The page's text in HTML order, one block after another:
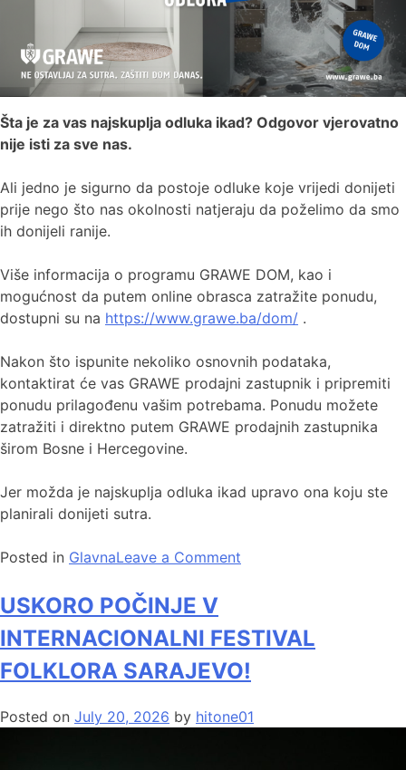
Šta je za vas najskuplja odluka ikad? Odgovor vjerovatno
nije isti za sve nas.
Ali jedno je sigurno da postoje odluke koje vrijedi donijeti
prije nego što nas okolnosti natjeraju da poželimo da smo
ih donijeli ranije.
Više informacija o programu GRAWE DOM, kao i
mogućnost da putem online obrasca zatražite ponudu,
dostupni su na https://www.grawe.ba/dom/ .
Nakon što ispunite nekoliko osnovnih podataka,
kontaktirat će vas GRAWE prodajni zastupnik i pripremiti
ponudu prilagođenu vašim potrebama. Ponudu možete
zatražiti i direktno putem GRAWE prodajnih zastupnika
širom Bosne i Hercegovine.
Jer možda je najskuplja odluka ikad upravo ona koju ste
planirali donijeti sutra.
Posted in GlavnaLeave a Comment
USKORO POČINJE V
INTERNACIONALNI FESTIVAL
FOLKLORA SARAJEVO!
Posted on July 20, 2026 by hitone01